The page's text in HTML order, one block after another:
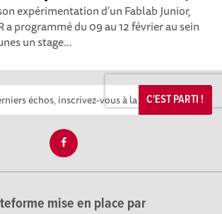
expérimentation d’un Fablab Junior,
a programmé du 09 au 12 février au sein
un stage...
C'EST PARTI !
mise en place par